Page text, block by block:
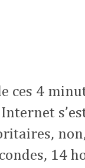
ces 4
14